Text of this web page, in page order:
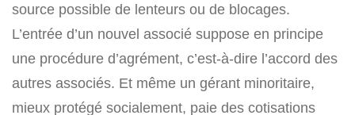
source possible de lenteurs ou de blocages.
L’entrée d’un nouvel associé suppose en principe
une procédure d’agrément, c’est-à-dire l’accord des
autres associés. Et même un gérant minoritaire,
mieux protégé socialement, paie des cotisations